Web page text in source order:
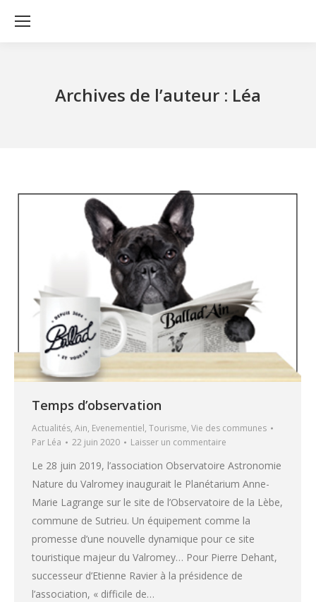
Archives de l’auteur : Léa
Temps d’observation
Actualités, Ain, Evenementiel, Tourisme, Vie des communes
Par Léa 22 juin 2020 Laisser un commentaire
Le 28 juin 2019, l’association Observatoire Astronomie
Nature du Valromey inaugurait le Planétarium Anne-
Marie Lagrange sur le site de l’Observatoire de la Lèbe,
commune de Sutrieu. Un équipement comme la
promesse d’une nouvelle dynamique pour ce site
touristique majeur du Valromey… Pour Pierre Dehant,
successeur d’Etienne Ravier à la présidence de
l’association, « difficile de…